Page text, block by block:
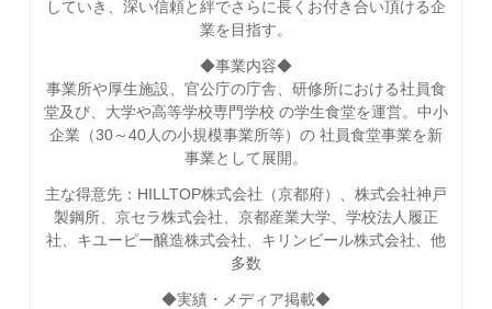
していき、深い信頼と絆でさらに長くお付き合い頂ける企
業を目指す。
◆事業内容◆
事業所や厚生施設、官公庁の庁舎、研修所における社員食
堂及び、大学や高等学校専門学校 の学生食堂を運営。中小
企業（30～40人の小規模事業所等）の 社員食堂事業を新
事業として展開。
主な得意先：HILLTOP株式会社（京都府）、株式会社神戸
製鋼所、京セラ株式会社、京都産業大学、学校法人履正
社、キユーピー醸造株式会社、キリンビール株式会社、他
多数
◆実績・メディア掲載◆